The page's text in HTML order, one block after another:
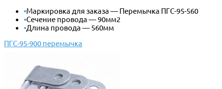
•Маркировка для заказа — Перемычка ПГС-95-560
•Сечение провода — 90мм2
•Длина провода — 560мм
ПГС-95-900 перемычка